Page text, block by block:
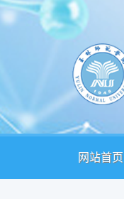
网站首页